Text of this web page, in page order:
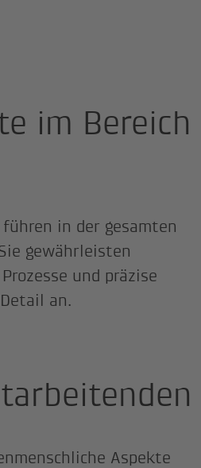
im Bereich
in der gesamten
gewährleisten
und präzise
an.
Aspekte